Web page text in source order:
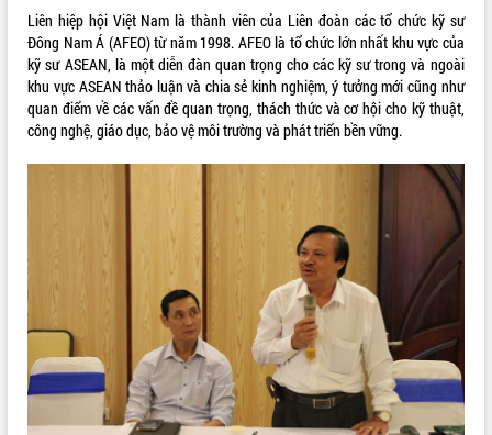
Trình diễn nghệ thuật chế biến các
món ăn từ sầu riêng
Đắk Lắk công bố Quy hoạch và xúc
tiến đầu tư tỉnh
Ngành cá ngừ Đắk Lắk chủ động thích
ứng để giữ vững thị trường xuất khẩu
Diễn đàn Kinh tế tư nhân Việt Nam đột
phá cơ chế - Hợp tác công tư
Đề án 06 tạo bước ngoặt đột phá trong
cải cách hành chính tỉnh Đắk Lắk
Kết nối tour, đẩy mạnh chuyển đổi số
để phát triển du lịch Đắk Lắk
Khởi động Dự án Đầu tư xây dựng hạ
tầng kỹ thuật Cụm công nghiệp Tân
Gặp mặt các cơ quan báo chí nhân Kỷ
niệm 101 năm Ngày Báo chí Cách
mạng Việt Nam
Liên hiệp hội Việt Nam là thành viên của Liên đoàn các tổ chức kỹ sư
Đông Nam Á (AFEO) từ năm 1998. AFEO là tổ chức lớn nhất khu vực của
kỹ sư ASEAN, là một diễn đàn quan trọng cho các kỹ sư trong và ngoài
khu vực ASEAN thảo luận và chia sẻ kinh nghiệm, ý tưởng mới cũng như
quan điểm về các vấn đề quan trọng, thách thức và cơ hội cho kỹ thuật,
công nghệ, giáo dục, bảo vệ môi trường và phát triển bền vững.